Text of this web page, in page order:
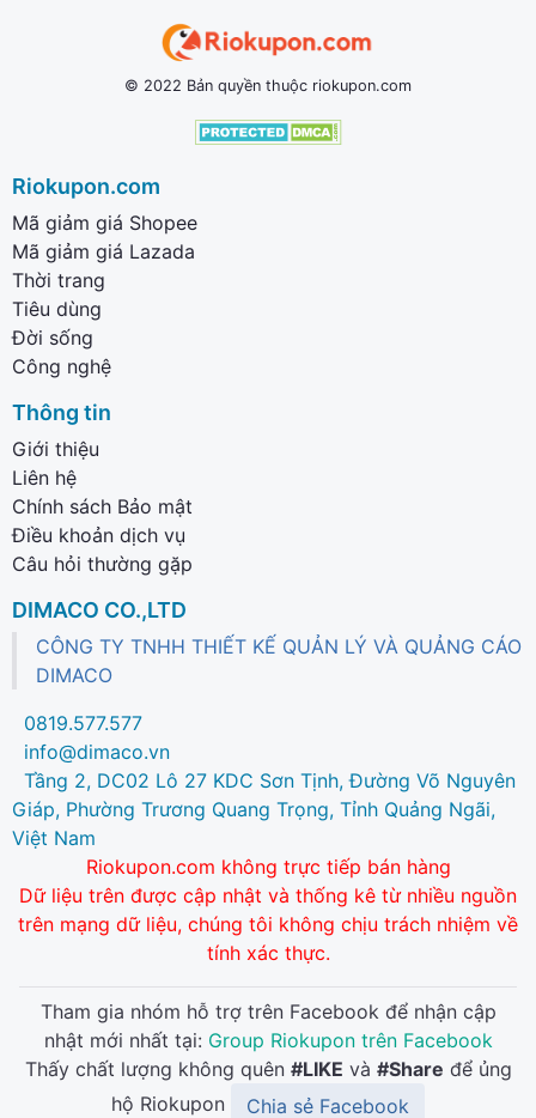
© 2022 Bản quyền thuộc riokupon.com
Riokupon.com
Mã giảm giá Shopee
Mã giảm giá Lazada
Thời trang
Tiêu dùng
Đời sống
Công nghệ
Thông tin
Giới thiệu
Liên hệ
Chính sách Bảo mật
Điều khoản dịch vụ
Câu hỏi thường gặp
DIMACO CO.,LTD
CÔNG TY TNHH THIẾT KẾ QUẢN LÝ VÀ QUẢNG CÁO
DIMACO
0819.577.577
info@dimaco.vn
Tầng 2, DC02 Lô 27 KDC Sơn Tịnh, Đường Võ Nguyên
Giáp, Phường Trương Quang Trọng, Tỉnh Quảng Ngãi,
Việt Nam
Riokupon.com không trực tiếp bán hàng
Dữ liệu trên được cập nhật và thống kê từ nhiều nguồn
trên mạng dữ liệu, chúng tôi không chịu trách nhiệm về
tính xác thực.
Tham gia nhóm hỗ trợ trên Facebook để nhận cập
nhật mới nhất tại: Group Riokupon trên Facebook
Thấy chất lượng không quên #LIKE và #Share để ủng
hộ Riokupon
Chia sẻ Facebook